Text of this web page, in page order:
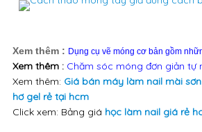
Xem thêm : Dụng cụ vẽ móng cơ bản gồm
Xem thêm : Chăm sóc móng đơn giản tự
Xem thêm: Giá bán máy làm nail mài
hơ gel rẻ tại hcm
Click xem: Bảng giá học làm nail giá rẻ